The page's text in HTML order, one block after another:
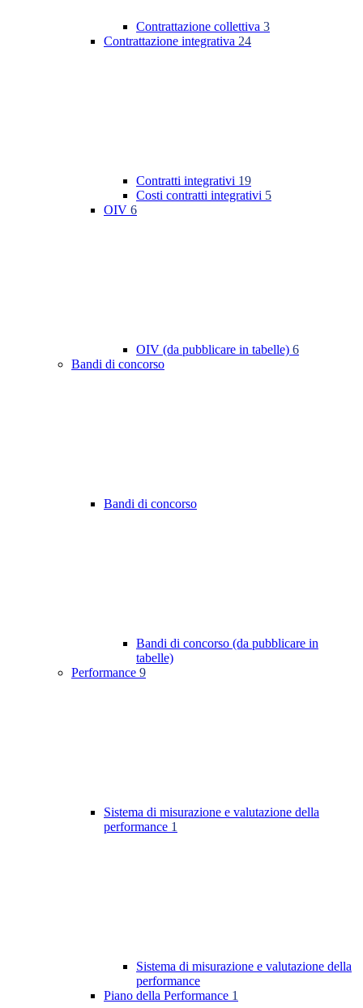
Contrattazione collettiva 3
Contrattazione integrativa 24
Contratti integrativi 19
Costi contratti integrativi 5
OIV 6
OIV (da pubblicare in tabelle) 6
Bandi di concorso
Bandi di concorso
Bandi di concorso (da pubblicare in
tabelle)
Performance 9
Sistema di misurazione e valutazione della
performance 1
Sistema di misurazione e valutazione della
performance
Piano della Performance 1